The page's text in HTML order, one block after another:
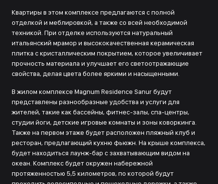
Квартиры в этом комплексе предлагаются с полной
отделкой и меблировкой, а также со всей необходимой
техникой. При отделке используются натуральный
итальянский мрамор и высококачественная керамическая
плитка с кристаллическим покрытием, которое увеличивает
прочность материала и улучшает его светоотражающие
свойства, делая цвета более яркими и насыщенными.
В жилом комплексе Magnum Residence Sanur будут
представлены разнообразные удобства и услуги для
жителей, такие как бассейны, фитнес-залы, спа-центры,
студии йоги, детские игровые комнаты и зоны коворкинга.
Также на первом этаже будет расположен пляжный клуб и
ресторан, предлагающий кухню фьюжн. На крыше комплекса,
будет находиться лаунж-бар с захватывающим видом на
океан. Комплекс будет окружен набережной
протяженностью 5,5 километров, по которой будут